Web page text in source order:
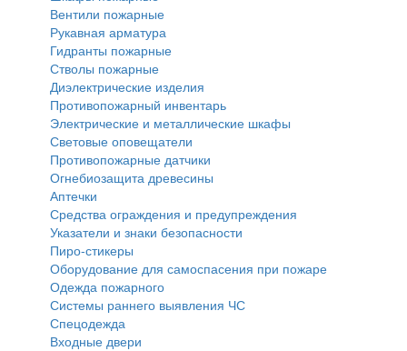
Вентили пожарные
Рукавная арматура
Гидранты пожарные
Стволы пожарные
Диэлектрические изделия
Противопожарный инвентарь
Электрические и металлические шкафы
Световые оповещатели
Противопожарные датчики
Огнебиозащита древесины
Аптечки
Средства ограждения и предупреждения
Указатели и знаки безопасности
Пиро-стикеры
Оборудование для самоспасения при пожаре
Одежда пожарного
Системы раннего выявления ЧС
Спецодежда
Входные двери